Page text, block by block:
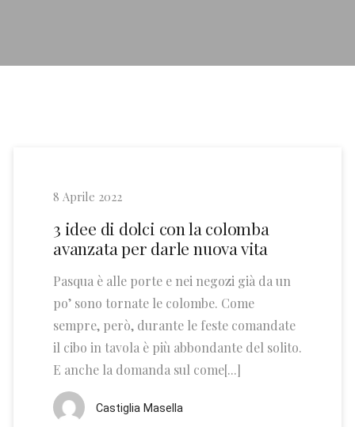
8 Aprile 2022
3 idee di dolci con la colomba
avanzata per darle nuova vita
Pasqua è alle porte e nei negozi già da un
po’ sono tornate le colombe. Come
sempre, però, durante le feste comandate
il cibo in tavola è più abbondante del solito.
E anche la domanda sul come[...]
Castiglia Masella